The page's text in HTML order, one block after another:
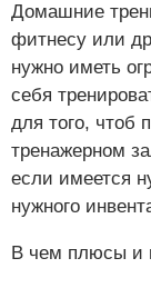
Домашние
фитнесу или
нужно иметь
себя
для того, чтоб
тренажерном
если имеется
нужного
В чем плюсы и